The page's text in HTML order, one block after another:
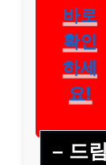
확인
하세
요!
– 드